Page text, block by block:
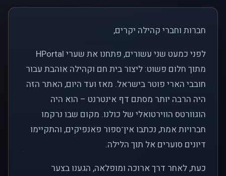
חברות וחברי קהילה יקרים,
לפני כמעט שני עשורים, פתחנו את שערי HPortal
מתוך חלום פשוט: ליצור בית חם וקהילה אוהבת עבור
חובבי הארי פוטר בישראל. מאז ועד היום, האתר הזה
היה הרבה יותר מסתם דף אינטרנט – הוא היה
הוגוורטס הווירטואלי של כולנו. מקום שבו נרקמו
חברויות אמת, נכתבו אין־ספור פאנפיקים, והתקיימו
דיונים סוערים אל תוך הלילה.
כעת, לאחר דרך ארוכה ומופלאה, הגענו בצער